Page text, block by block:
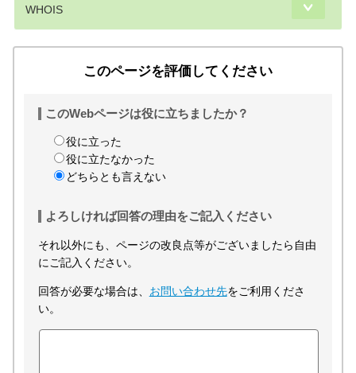
WHOIS
このページを評価してください
このWebページは役に立ちましたか？
役に立った
役に立たなかった
どちらとも言えない
よろしければ回答の理由をご記入ください
それ以外にも、ページの改良点等がございましたら自由
にご記入ください。
回答が必要な場合は、 お問い合わせ先をご利用くださ
い。